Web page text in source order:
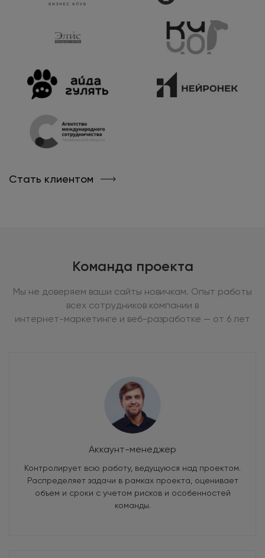
Стать клиентом
Команда проекта
Мы не доверяем ваши сайты новичкам. Опыт работы
всех сотрудников компании в
интернет-маркетинге и веб-разработке — от 6 лет
Аккаунт-менеджер
Контролирует всю работу, ведущуюся над проектом.
Распределяет задачи в рамках проекта, оценивает
объем и сроки с учетом рисков и особенностей
команды.